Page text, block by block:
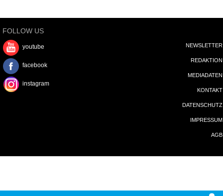
FOLLOW US
youtube
facebook
instagram
NEWSLETTER
REDAKTION
MEDIADATEN
KONTAKT
DATENSCHUTZ
IMPRESSUM
AGB